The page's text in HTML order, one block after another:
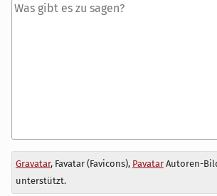
Antwort
zu
Gravatar, Favatar (Favicons), PavatarAutoren-
unterstützt.